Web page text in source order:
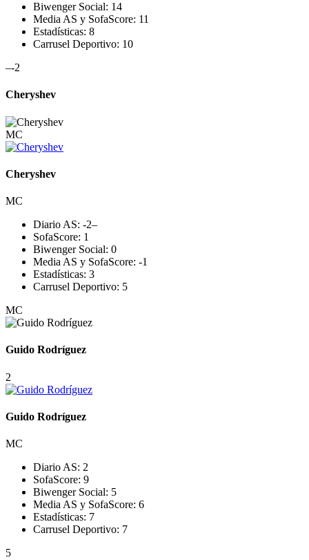
Biwenger Social: 14
Media AS y SofaScore: 11
Estadísticas: 8
Carrusel Deportivo: 10
–-2
Cheryshev
MC
Cheryshev
MC
Diario AS: -2–
SofaScore: 1
Biwenger Social: 0
Media AS y SofaScore: -1
Estadísticas: 3
Carrusel Deportivo: 5
MC
Guido Rodríguez
2
Guido Rodríguez
MC
Diario AS: 2
SofaScore: 9
Biwenger Social: 5
Media AS y SofaScore: 6
Estadísticas: 7
Carrusel Deportivo: 7
5